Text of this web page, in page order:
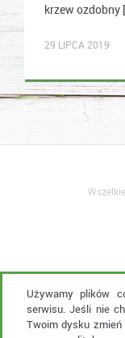
krzew ozdobny
29 LIPCA 2019
Używamy plików
serwisu. Jeśli nie
Twoim dysku